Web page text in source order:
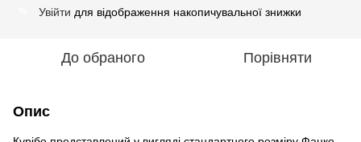
Увійти для відображення накопичувальної знижки
До обраного Порівняти
Опис